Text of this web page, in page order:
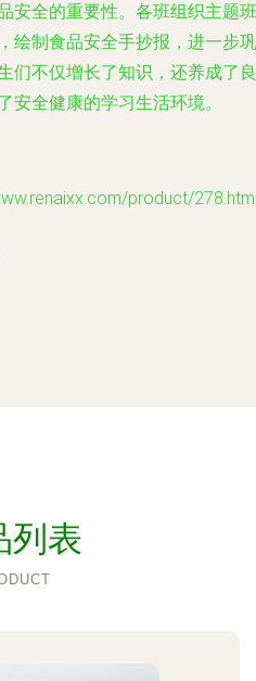
安全的重要性。各班组织主题班
绘制食品安全手抄报，进一步巩
们不仅增长了知识，还养成了良
安全健康的学习生活环境。
product/
列表